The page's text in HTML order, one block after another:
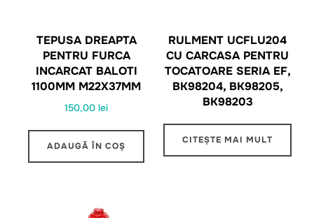
TEPUSA DREAPTA
PENTRU FURCA
INCARCAT BALOTI
1100MM M22X37MM
150,00lei
ADAUGĂ ÎN COȘ
RULMENT UCFLU204
CU CARCASA PENTRU
TOCATOARE SERIA EF,
BK98204, BK98205,
BK98203
CITEȘTE MAI MULT